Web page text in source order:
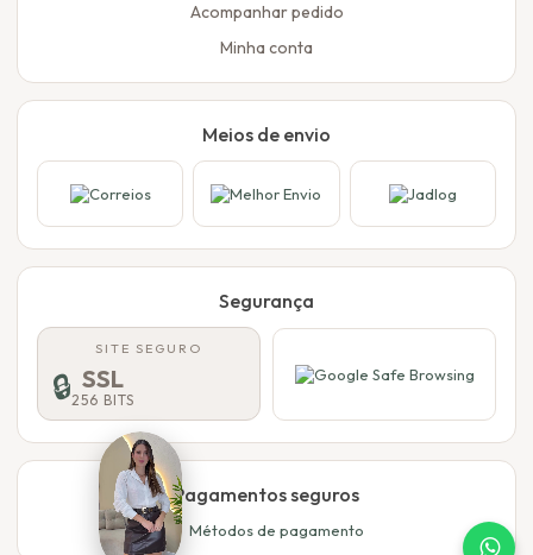
Acompanhar pedido
Minha conta
Meios de envio
Segurança
SITE SEGURO
🔒 SSL
256 BITS
Pagamentos seguros